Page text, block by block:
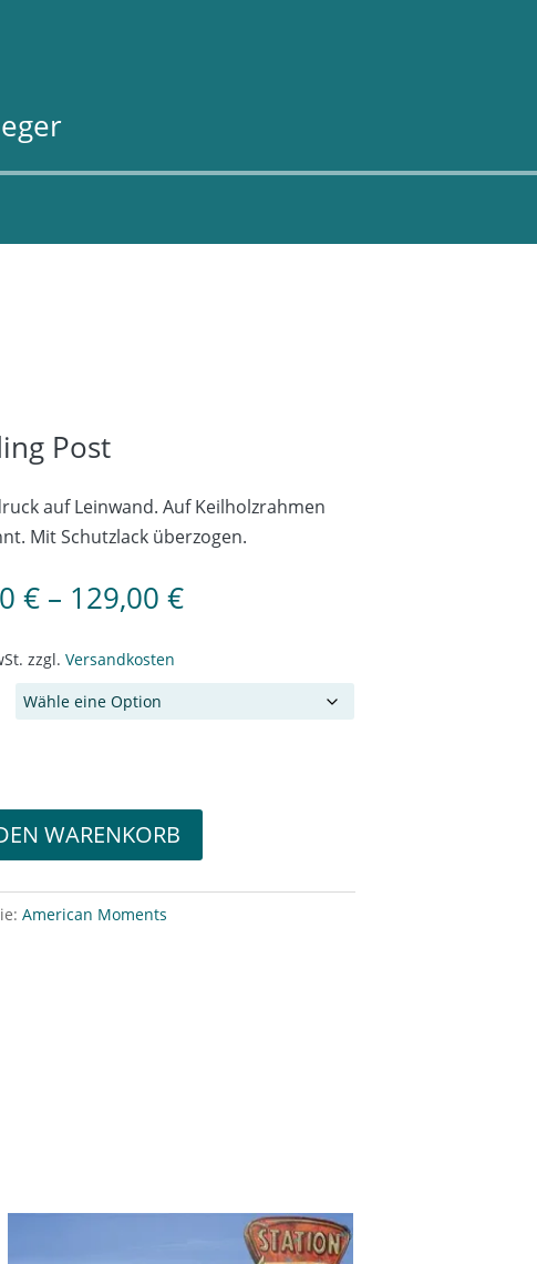
Post
auf Leinwand. Auf Keilholzrahmen
Mit Schutzlack überzogen.
€ – 129,00€
zzgl.Versandkosten
WARENKORB
American Moments